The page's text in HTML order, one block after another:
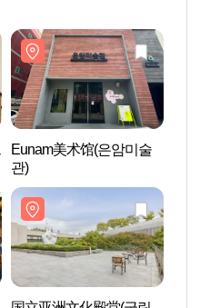
Eunam美术馆(은암미술
관)